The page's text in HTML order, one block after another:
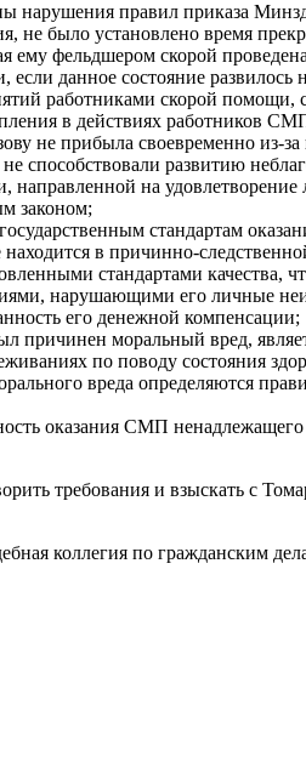
нарушения правил приказа
не было установлено время
фельдшером скорой
если данное состояние
работниками скорой
в действиях работников
не прибыла своевременно из-
развитию
на
законом;
стандартам
в причинно-
стандартами качества,
нарушающими его личные
его денежной компенсации;
причинен моральный вред,
по поводу состояния
вреда определяются
оказания СМП ненадлежащего
требования и взыскать с
коллегия по гражданским